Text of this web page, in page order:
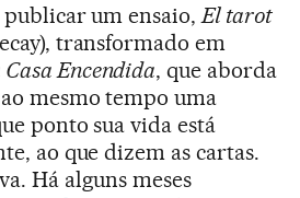
publicar um ensaio, El tarot
transformado em
Casa Encendida, que aborda
mesmo tempo uma
ponto sua vida está
ao que dizem as cartas.
Há alguns meses